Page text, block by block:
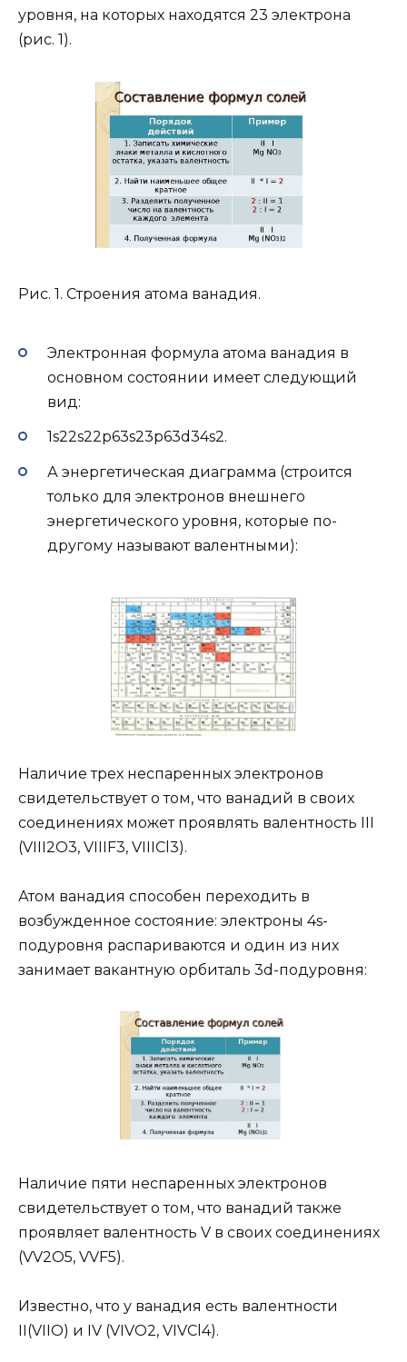
уровня, на которых находятся 23 электрона
(рис. 1).
Рис. 1. Строения атома ванадия.
Электронная формула атома ванадия в
основном состоянии имеет следующий
вид:
1s22s22p63s23p63d34s2.
А энергетическая диаграмма (строится
только для электронов внешнего
энергетического уровня, которые по-
другому называют валентными):
Наличие трех неспаренных электронов
свидетельствует о том, что ванадий в своих
соединениях может проявлять валентность III
(VIII2O3, VIIIF3, VIIICl3).
Атом ванадия способен переходить в
возбужденное состояние: электроны 4s-
подуровня распариваются и один из них
занимает вакантную орбиталь 3d-подуровня:
Наличие пяти неспаренных электронов
свидетельствует о том, что ванадий также
проявляет валентность V в своих соединениях
(VV2O5, VVF5).
Известно, что у ванадия есть валентности
II(VIIO) и IV (VIVO2, VIVCl4).